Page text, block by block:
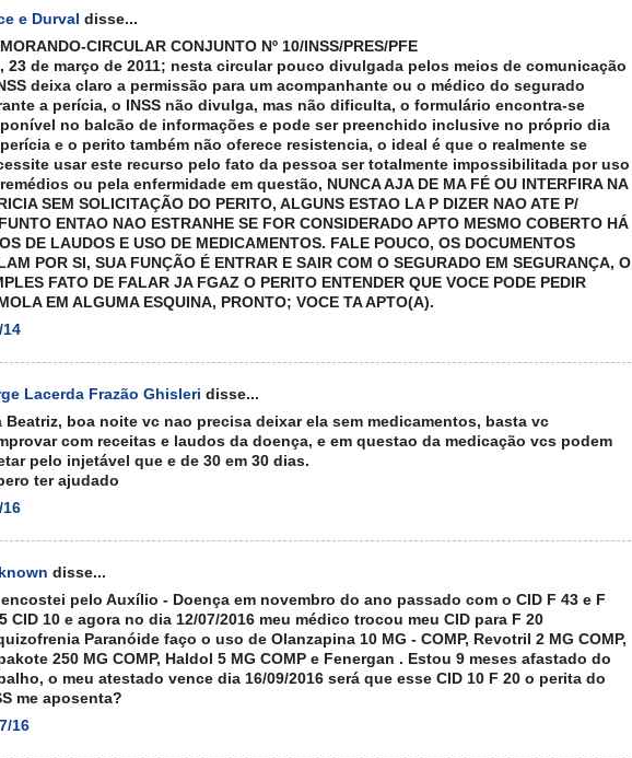
e Durval disse...
CIRCULAR CONJUNTO Nº 10/INSS/PRES/PFE
23 de março de 2011; nesta circular pouco divulgada pelos meios de comunicação
deixa claro a permissão para um acompanhante ou o médico do segurado
a perícia, o INSS não divulga, mas não dificulta, o formulário encontra-se
no balcão de informações e pode ser preenchido inclusive no próprio dia
e o perito também não oferece resistencia, o ideal é que o realmente se
usar este recurso pelo fato da pessoa ser totalmente impossibilitada por uso
ou pela enfermidade em questão, NUNCA AJA DE MA FÉ OU INTERFIRA NA
SEM SOLICITAÇÃO DO PERITO, ALGUNS ESTAO LA P DIZER NAO ATE P/
ENTAO NAO ESTRANHE SE FOR CONSIDERADO APTO MESMO COBERTO HÁ
DE LAUDOS E USO DE MEDICAMENTOS. FALE POUCO, OS DOCUMENTOS
POR SI, SUA FUNÇÃO É ENTRAR E SAIR COM O SEGURADO EM SEGURANÇA, O
FATO DE FALAR JA FGAZ O PERITO ENTENDER QUE VOCE PODE PEDIR
EM ALGUMA ESQUINA, PRONTO; VOCE TA APTO(A).
14
Lacerda Frazão Ghisleri disse...
Beatriz, boa noite vc nao precisa deixar ela sem medicamentos, basta vc
com receitas e laudos da doença, e em questao da medicação vcs podem
pelo injetável que e de 30 em 30 dias.
ter ajudado
16
disse...
encostei pelo Auxílio - Doença em novembro do ano passado com o CID F 43 e F
CID 10 e agora no dia 12/07/2016 meu médico trocou meu CID para F 20
Paranóide faço o uso de Olanzapina 10 MG - COMP, Revotril 2 MG COMP,
250 MG COMP, Haldol 5 MG COMP e Fenergan . Estou 9 meses afastado do
o meu atestado vence dia 16/09/2016 será que esse CID 10 F 20 o perita do
me aposenta?
16